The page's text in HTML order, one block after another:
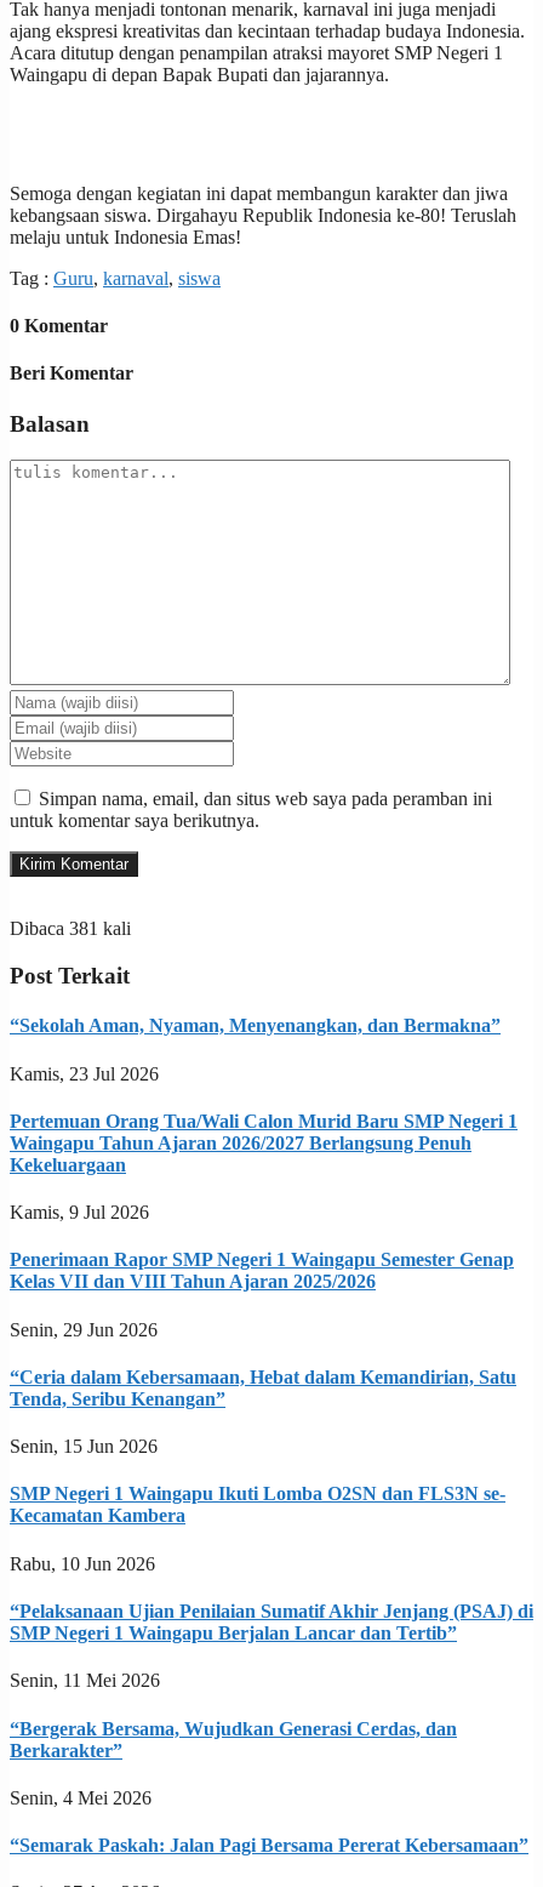
Tak hanya menjadi tontonan menarik, karnaval ini juga menjadi
ajang ekspresi kreativitas dan kecintaan terhadap budaya Indonesia.
Acara ditutup dengan penampilan atraksi mayoret SMP Negeri 1
Waingapu di depan Bapak Bupati dan jajarannya.
Semoga dengan kegiatan ini dapat membangun karakter dan jiwa
kebangsaan siswa. Dirgahayu Republik Indonesia ke-80! Teruslah
melaju untuk Indonesia Emas!
Tag : Guru, karnaval, siswa
0 Komentar
Beri Komentar
Balasan
Simpan nama, email, dan situs web saya pada peramban ini
untuk komentar saya berikutnya.
Dibaca 381 kali
Post Terkait
“Sekolah Aman, Nyaman, Menyenangkan, dan Bermakna”
Kamis, 23 Jul 2026
Pertemuan Orang Tua/Wali Calon Murid Baru SMP Negeri 1
Waingapu Tahun Ajaran 2026/2027 Berlangsung Penuh
Kekeluargaan
Kamis, 9 Jul 2026
Penerimaan Rapor SMP Negeri 1 Waingapu Semester Genap
Kelas VII dan VIII Tahun Ajaran 2025/2026
Senin, 29 Jun 2026
“Ceria dalam Kebersamaan, Hebat dalam Kemandirian, Satu
Tenda, Seribu Kenangan”
Senin, 15 Jun 2026
SMP Negeri 1 Waingapu Ikuti Lomba O2SN dan FLS3N se-
Kecamatan Kambera
Rabu, 10 Jun 2026
“Pelaksanaan Ujian Penilaian Sumatif Akhir Jenjang (PSAJ) di
SMP Negeri 1 Waingapu Berjalan Lancar dan Tertib”
Senin, 11 Mei 2026
“Bergerak Bersama, Wujudkan Generasi Cerdas, dan
Berkarakter”
Senin, 4 Mei 2026
“Semarak Paskah: Jalan Pagi Bersama Pererat Kebersamaan”